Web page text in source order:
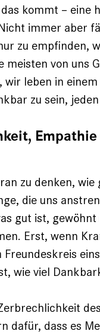
kommt – eine
immer aber
zu empfinden,
meis­ten von uns
wir ­leben in
zu sein, jeden
zu denken,
die uns
gut ist,
Erst, wenn
wie viel
dafür, dass es